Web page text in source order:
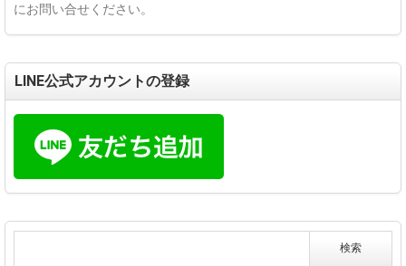
にお問い合せください。
LINE公式アカウントの登録